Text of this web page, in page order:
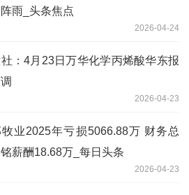
雨_头条焦点
2026-04-24
：4月23日万华化学丙烯酸华东报
2026-04-23
业2025年亏损5066.88万 财务总
薪酬18.68万_每日头条
2026-04-23